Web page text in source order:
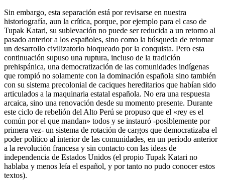
Sin embargo, esta separación está por revisarse en nuestra
historiografía, aun la crítica, porque, por ejemplo para el caso de
Tupak Katari, su sublevación no puede ser reducida a un retorno al
pasado anterior a los españoles, sino como la búsqueda de retomar
un desarrollo civilizatorio bloqueado por la conquista. Pero esta
continuación supuso una ruptura, incluso de la tradición
prehispánica, una democratización de las comunidades indígenas
que rompió no solamente con la dominación española sino también
con su sistema precolonial de caciques hereditarios que habían sido
articulados a la maquinaria estatal española. No era una respuesta
arcaica, sino una renovación desde su momento presente. Durante
este ciclo de rebelión del Alto Perú se propuso que el «rey es el
común por el que mandan» todos y se instauró -posiblemente por
primera vez- un sistema de rotación de cargos que democratizaba el
poder político al interior de las comunidades, en un período anterior
a la revolución francesa y sin contacto con las ideas de
independencia de Estados Unidos (el propio Tupak Katari no
hablaba y menos leía el español, y por tanto no pudo conocer estos
textos).